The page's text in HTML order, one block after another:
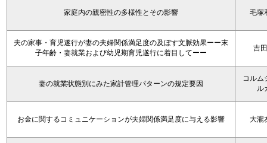
家庭内の親密性の多様性とその影響 毛塚
夫の家事・育児遂行が妻の夫婦関係満足度の及ぼす文脈効果ーー末
子年齢・妻就業および幼児期育児遂行に着目してーー
吉
妻の就業状態別にみた家計管理パターンの規定要因
コル
ル
お金に関するコミュニケーションが夫婦関係満足度に与える影響 大瀧